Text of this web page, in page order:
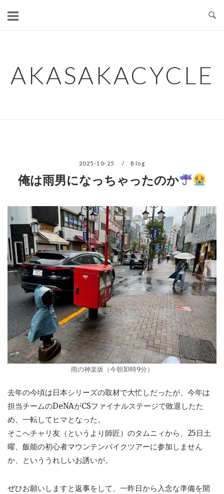
AKASAKACYCLE
2025-10-25 Blog
俺は雨男になっちゃったのか
雨の神楽坂（今朝10時9分）
去年の今頃は日本シリーズの取材で大忙しだったが、今年は
担当チームのDeNAがCSファイナルステージで敗退したた
め、一転してヒマとなった。
そこへチャリ友（というより師匠）のタムニィから、25日土
曜、飯能の初心者マウンテンバイクツアーに参加しません
か、といううれしいお誘いが。
ぜひお願いしますと返事をして、一昨日から入念な準備を開